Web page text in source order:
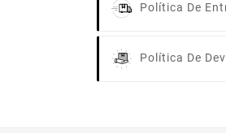
Política De
Política De